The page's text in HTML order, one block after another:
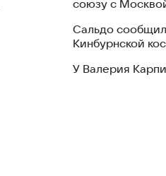
союзу с
Сальдо
Кинбурнской
У Валерия